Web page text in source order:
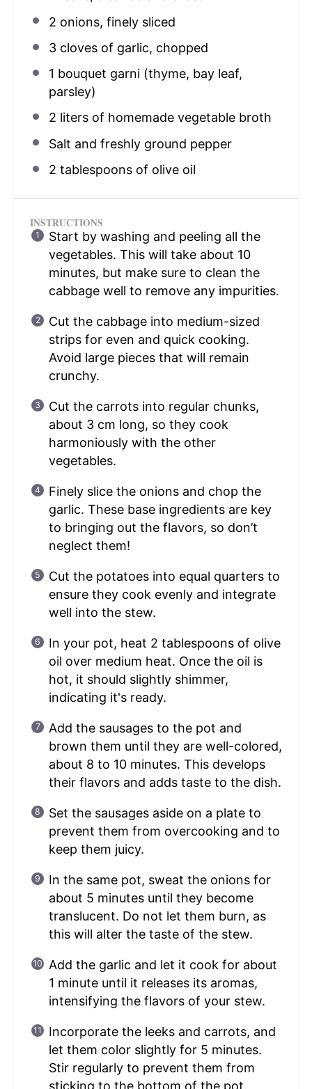
2 onions, finely sliced
3cloves of garlic, chopped
1 bouquet garni (thyme, bay leaf,
parsley)
2 liters of homemade vegetable broth
Salt and freshly ground pepper
2 tablespoonsof olive oil
INSTRUCTIONS
Start by washing and peeling all the
vegetables. This will take about 10
minutes, but make sure to clean the
cabbage well to remove any impurities.
Cut the cabbage into medium-sized
strips for even and quick cooking.
Avoid large pieces that will remain
crunchy.
Cut the carrots into regular chunks,
about 3 cm long, so they cook
harmoniously with the other
vegetables.
Finely slice the onions and chop the
garlic. These base ingredients are key
to bringing out the flavors, so don’t
neglect them!
Cut the potatoes into equal quarters to
ensure they cook evenly and integrate
well into the stew.
In your pot, heat 2 tablespoons of olive
oil over medium heat. Once the oil is
hot, it should slightly shimmer,
indicating it's ready.
Add the sausages to the pot and
brown them until they are well-colored,
about 8 to 10 minutes. This develops
their flavors and adds taste to the dish.
Set the sausages aside on a plate to
prevent them from overcooking and to
keep them juicy.
In the same pot, sweat the onions for
about 5 minutes until they become
translucent. Do not let them burn, as
this will alter the taste of the stew.
Add the garlic and let it cook for about
1 minute until it releases its aromas,
intensifying the flavors of your stew.
Incorporate the leeks and carrots, and
let them color slightly for 5 minutes.
Stir regularly to prevent them from
sticking to the bottom of the pot.